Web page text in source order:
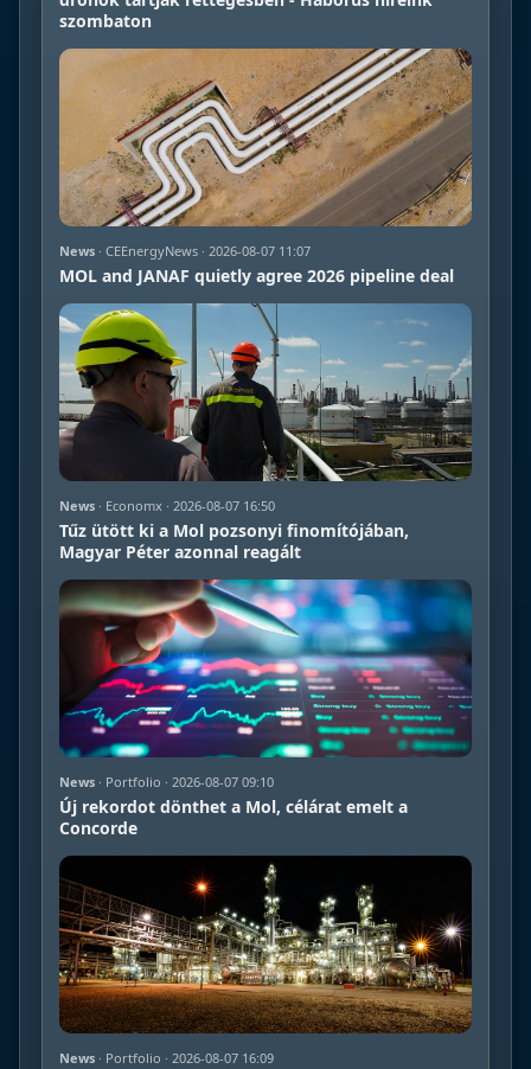
szombaton
News · CEEnergyNews · 2026-08-07 11:07
MOL and JANAF quietly agree 2026 pipeline deal
News · Economx · 2026-08-07 16:50
Tűz ütött ki a Mol pozsonyi finomítójában,
Magyar Péter azonnal reagált
News · Portfolio · 2026-08-07 09:10
Új rekordot dönthet a Mol, célárat emelt a
Concorde
News · Portfolio · 2026-08-07 16:09